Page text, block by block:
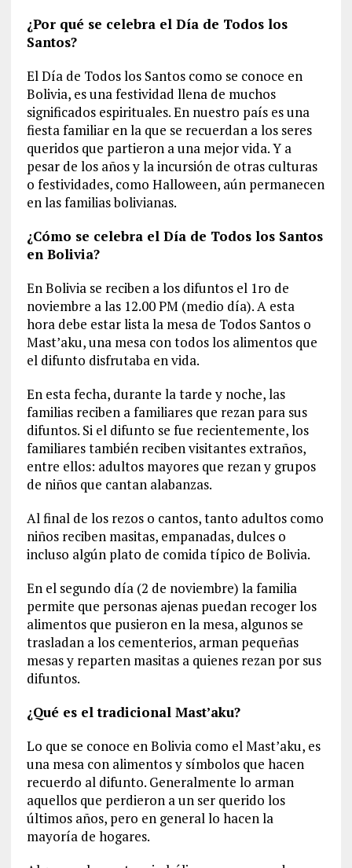
¿Por qué se celebra el Día de Todos los
Santos?
El Día de Todos los Santos como se conoce en
Bolivia, es una festividad llena de muchos
significados espirituales. En nuestro país es una
fiesta familiar en la que se recuerdan a los seres
queridos que partieron a una mejor vida. Y a
pesar de los años y la incursión de otras culturas
o festividades, como Halloween, aún permanecen
en las familias bolivianas.
¿Cómo se celebra el Día de Todos los Santos
en Bolivia?
En Bolivia se reciben a los difuntos el 1ro de
noviembre a las 12.00 PM (medio día). A esta
hora debe estar lista la mesa de Todos Santos o
Mast’aku, una mesa con todos los alimentos que
el difunto disfrutaba en vida.
En esta fecha, durante la tarde y noche, las
familias reciben a familiares que rezan para sus
difuntos. Si el difunto se fue recientemente, los
familiares también reciben visitantes extraños,
entre ellos: adultos mayores que rezan y grupos
de niños que cantan alabanzas.
Al final de los rezos o cantos, tanto adultos como
niños reciben masitas, empanadas, dulces o
incluso algún plato de comida típico de Bolivia.
En el segundo día (2 de noviembre) la familia
permite que personas ajenas puedan recoger los
alimentos que pusieron en la mesa, algunos se
trasladan a los cementerios, arman pequeñas
mesas y reparten masitas a quienes rezan por sus
difuntos.
¿Qué es el tradicional Mast’aku?
Lo que se conoce en Bolivia como el Mast’aku, es
una mesa con alimentos y símbolos que hacen
recuerdo al difunto. Generalmente lo arman
aquellos que perdieron a un ser querido los
últimos años, pero en general lo hacen la
mayoría de hogares.